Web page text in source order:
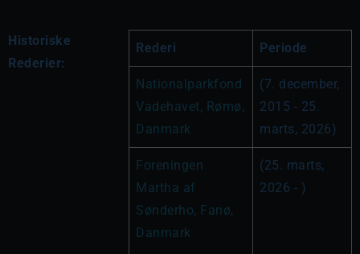
Historiske
Rederier:
Rederi Periode
Nationalparkfond
Vadehavet, Rømø,
Danmark
(7. december,
2015 - 25.
marts, 2026)
Foreningen
Martha af
Sønderho, Fanø,
Danmark
(25. marts,
2026 - )